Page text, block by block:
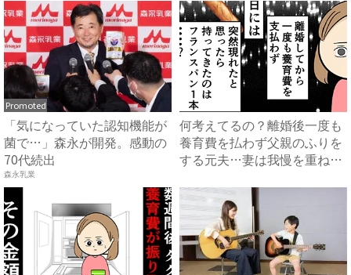
Promoted
「気になっていた認知機能が
菌で…」森永が開発。感動の
70代続出
森永乳業
何考えてるの？離婚後一度も
養育費を払わず父親のふりを
する元夫…妻は我慢を重ねて